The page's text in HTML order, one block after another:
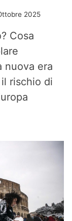
2025
Cosa
nuova era
rischio di